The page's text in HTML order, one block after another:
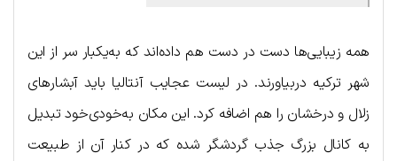
همه زیبایی‌ها دست در دست هم داده‌اند که به‌یکبار سر از این
شهر ترکیه دربیاورند. در لیست عجایب آنتالیا باید آبشارهای
زلال و درخشان را هم اضافه کرد. این مکان به‌خودی‌خود تبدیل
به کانال بزرگ جذب گردشگر شده که در کنار آن از طبیعت